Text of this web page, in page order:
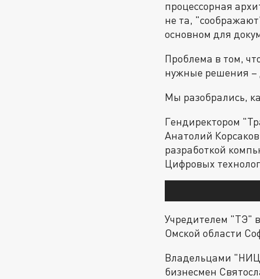
процессорная
не та,
основном для
Проблема в том,
нужные решения –
Мы разобрались,
Гендиректором
Анатолий
разработкой
Цифровых
Учредителем "ТЭ"
Омской области
Владельцами
бизнесмен